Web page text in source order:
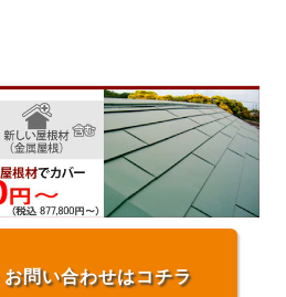
お問い合わせはコチラ